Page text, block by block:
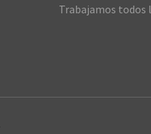
Trabajamos todos